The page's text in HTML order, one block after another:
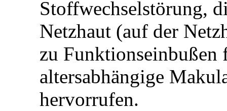
Stoffwechselstörung,
Netzhaut (auf der
zu Funktionseinbußen
altersabhängige
hervorrufen.